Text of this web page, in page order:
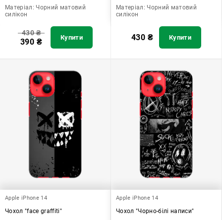
Матеріал: Чорний матовий
силікон
430₴
390 ₴ Купити
Матеріал: Чорний матовий
силікон
430 ₴ Купити
Apple iPhone 14
Чохол "face graffiti"
Apple iPhone 14
Чохол "Чорно-білі написи"